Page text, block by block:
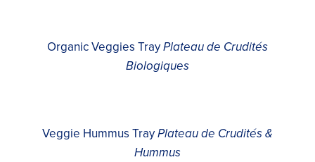
Organic Veggies TrayPlateau de Crudités
Biologiques
Veggie Hummus TrayPlateau de Crudités &
Hummus